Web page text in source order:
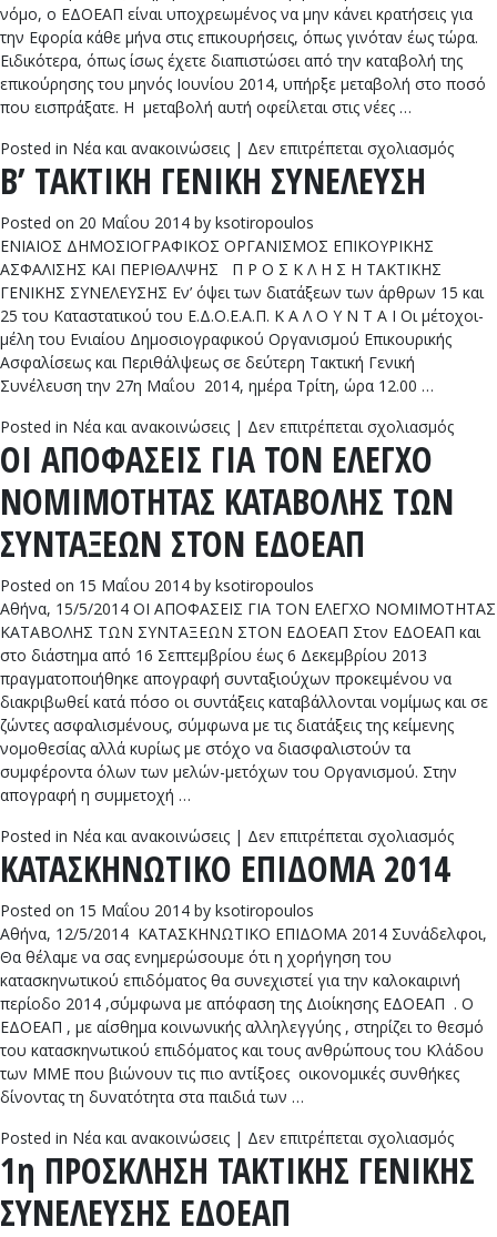
νόμο, ο ΕΔΟΕΑΠ είναι υποχρεωμένος να μην κάνει κρατήσεις για
την Εφορία κάθε μήνα στις επικουρήσεις, όπως γινόταν έως τώρα.
Ειδικότερα, όπως ίσως έχετε διαπιστώσει από την καταβολή της
επικούρησης του μηνός Ιουνίου 2014, υπήρξε μεταβολή στο ποσό
που εισπράξατε. Η μεταβολή αυτή οφείλεται στις νέες …
Posted in Νέα και ανακοινώσεις | Δεν επιτρέπεται σχολιασμόςστο
B’ TAKTIKH ΓΕΝΙΚΗ ΣΥΝΕΛΕΥΣΗ
Posted on 20 Μαΐου 2014 by ksotiropoulos
ΕΝΙΑΙΟΣ ΔΗΜΟΣΙΟΓΡΑΦΙΚΟΣ ΟΡΓΑΝΙΣΜΟΣ ΕΠΙΚΟΥΡΙΚΗΣ
ΑΣΦΑΛΙΣΗΣ ΚΑΙ ΠΕΡΙΘΑΛΨΗΣ Π Ρ Ο Σ Κ Λ Η Σ Η ΤΑΚΤΙΚΗΣ
ΓΕΝΙΚΗΣ ΣΥΝΕΛΕΥΣΗΣ Εν’ όψει των διατάξεων των άρθρων 15 και
25 του Καταστατικού του Ε.Δ.Ο.Ε.Α.Π. Κ Α Λ Ο Υ Ν Τ Α Ι Οι μέτοχοι-
μέλη του Ενιαίου Δημοσιογραφικού Οργανισμού Επικουρικής
Ασφαλίσεως και Περιθάλψεως σε δεύτερη Τακτική Γενική
Συνέλευση την 27η Μαΐου 2014, ημέρα Τρίτη, ώρα 12.00 …
Posted in Νέα και ανακοινώσεις | Δεν επιτρέπεται σχολιασμόςστο
ΟΙ ΑΠΟΦΑΣΕΙΣ ΓΙΑ ΤΟΝ ΕΛΕΓΧΟ
ΝΟΜΙΜΟΤΗΤΑΣ ΚΑΤΑΒΟΛΗΣ ΤΩΝ
ΣΥΝΤΑΞΕΩΝ ΣΤΟΝ ΕΔΟΕΑΠ
Posted on 15 Μαΐου 2014 by ksotiropoulos
Αθήνα, 15/5/2014 ΟΙ ΑΠΟΦΑΣΕΙΣ ΓΙΑ ΤΟΝ ΕΛΕΓΧΟ ΝΟΜΙΜΟΤΗΤΑΣ
ΚΑΤΑΒΟΛΗΣ ΤΩΝ ΣΥΝΤΑΞΕΩΝ ΣΤΟΝ ΕΔΟΕΑΠ Στον ΕΔΟΕΑΠ και
στο διάστημα από 16 Σεπτεμβρίου έως 6 Δεκεμβρίου 2013
πραγματοποιήθηκε απογραφή συνταξιούχων προκειμένου να
διακριβωθεί κατά πόσο οι συντάξεις καταβάλλονται νομίμως και σε
ζώντες ασφαλισμένους, σύμφωνα με τις διατάξεις της κείμενης
νομοθεσίας αλλά κυρίως με στόχο να διασφαλιστούν τα
συμφέροντα όλων των μελών-μετόχων του Οργανισμού. Στην
απογραφή η συμμετοχή …
Posted in Νέα και ανακοινώσεις | Δεν επιτρέπεται σχολιασμόςστο
ΤΟΝ
ΤΩΝ
ΣΤΟΝ
ΚΑΤΑΣΚΗΝΩΤΙΚΟ ΕΠΙΔΟΜΑ 2014
Posted on 15 Μαΐου 2014 by ksotiropoulos
Αθήνα, 12/5/2014 ΚΑΤΑΣΚΗΝΩΤΙΚΟ ΕΠΙΔΟΜΑ 2014 Συνάδελφοι,
Θα θέλαμε να σας ενημερώσουμε ότι η χορήγηση του
κατασκηνωτικού επιδόματος θα συνεχιστεί για την καλοκαιρινή
περίοδο 2014 ,σύμφωνα με απόφαση της Διοίκησης ΕΔΟΕΑΠ . Ο
ΕΔΟΕΑΠ , με αίσθημα κοινωνικής αλληλεγγύης , στηρίζει το θεσμό
του κατασκηνωτικού επιδόματος και τους ανθρώπους του Κλάδου
των ΜΜΕ που βιώνουν τις πιο αντίξοες οικονομικές συνθήκες
δίνοντας τη δυνατότητα στα παιδιά των …
Posted in Νέα και ανακοινώσεις | Δεν επιτρέπεται σχολιασμόςστο
1η ΠΡΟΣΚΛΗΣΗ ΤΑΚΤΙΚΗΣ ΓΕΝΙΚΗΣ
ΣΥΝΕΛΕΥΣΗΣ ΕΔΟΕΑΠ